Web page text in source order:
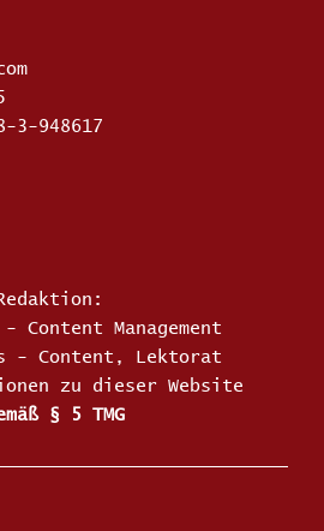
3-948617
Content Management
- Content, Lektorat
zu dieser Website
§ 5 TMG